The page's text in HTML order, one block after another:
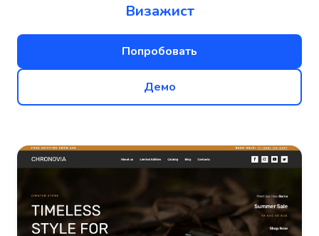
Визажист
Попробовать
Демо